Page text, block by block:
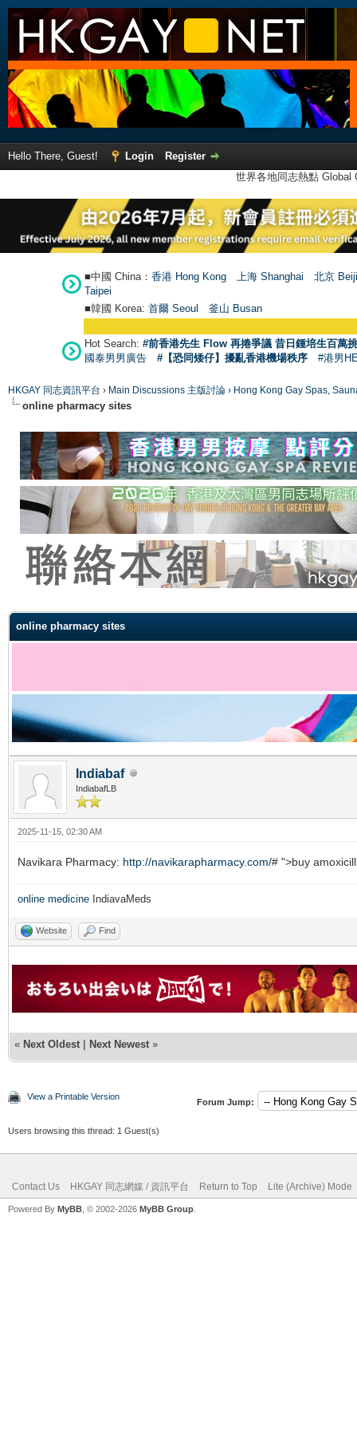
Hello There, Guest! Login
Register
世界各地同志熱點
■中國 China： 香港 Hong Kong 上海 Shanghai
北京
Taipei
■韓國 Korea: 首爾 Seoul 釜山 Busan
Hot Search: #前香港先生 Flow 再捲爭議 昔日鍾培生百萬
國泰男男廣告
#【恐同矮仔】擾亂香港機場秩序 #港男
HKGAY 同志資訊平台 › Main Discussions 主版討論 › Hong Kong Gay Spas,
online pharmacy sites
online pharmacy sites
Indiabaf
IndiabafLB
2025-11-15, 02:30 AM
Navikara Pharmacy: http://navikarapharmacy.com/# ">buy
online medicine IndiavaMeds
Website Find
« Next Oldest | Next Newest »
View a Printable Version
Forum Jump:
Users browsing this thread: 1 Guest(s)
Contact Us HKGAY 同志網媒 / 資訊平台 Return to Top Lite (Archive) Mode
Powered By MyBB , © 2002-2026 MyBB Group